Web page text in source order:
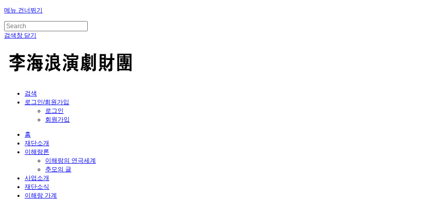
메뉴 건너뛰기
검색창 닫기
검색
로그인/회원가입
로그인
회원가입
홈
재단소개
이해랑론
이해랑의 연극세계
추모의 글
사업소개
재단소식
이해랑 가계